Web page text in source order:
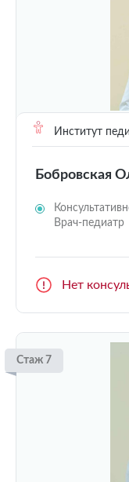
Институт
Бобровская
Врач-педиатр
Нет
Стаж 7